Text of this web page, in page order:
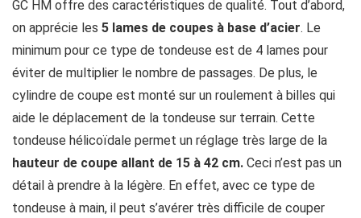
GC HM offre des caractéristiques de qualité. Tout d’abord,
on apprécie les 5 lames de coupes à base d’acier. Le
minimum pour ce type de tondeuse est de 4 lames pour
éviter de multiplier le nombre de passages. De plus, le
cylindre de coupe est monté sur un roulement à billes qui
aide le déplacement de la tondeuse sur terrain. Cette
tondeuse hélicoïdale permet un réglage très large de la
hauteur de coupe allant de 15 à 42 cm. Ceci n’est pas un
détail à prendre à la légère. En effet, avec ce type de
tondeuse à main, il peut s’avérer très difficile de couper